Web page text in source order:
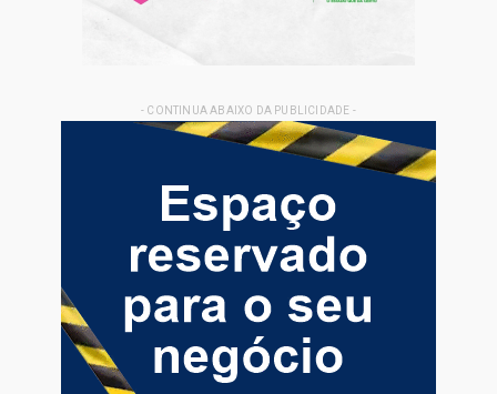
- CONTINUA ABAIXO DA PUBLICIDADE -